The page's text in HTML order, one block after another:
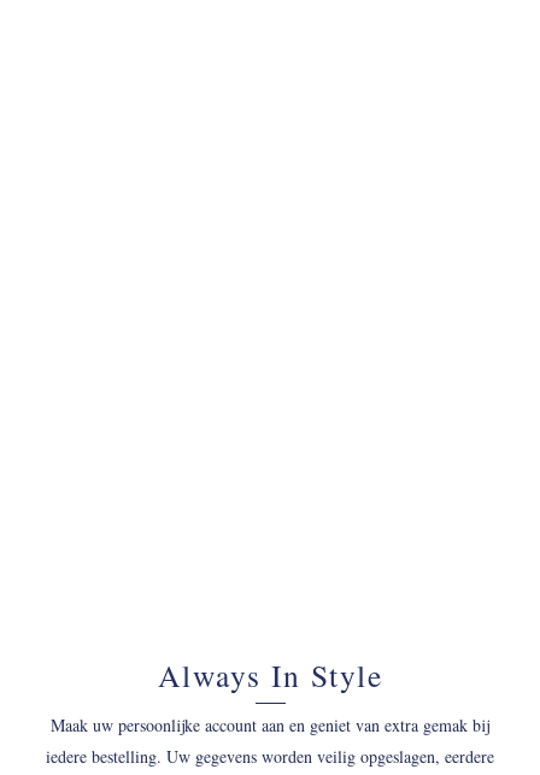
Always In Style
Maak uw persoonlijke account aan en geniet van extra gemak bij
iedere bestelling. Uw gegevens worden veilig opgeslagen, eerdere